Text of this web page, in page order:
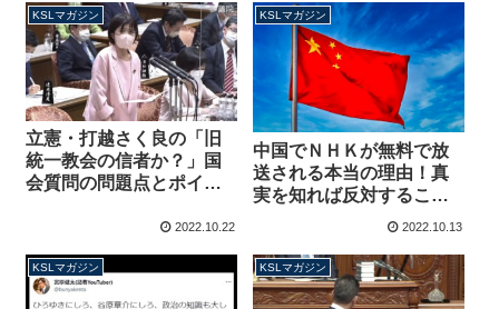
KSLマガジン
立憲・打越さく良の「旧
統一教会の信者か？」国
会質問の問題点とポイン
違反の誹りは免れず【マ
2022.10.22
KSLマガジン
中国でＮＨＫが無料で放
送される本当の理由！真
実を知れば反対すること
が恥ずかしくなる【マガ
2022.10.13
KSLマガジン KSLマガジン